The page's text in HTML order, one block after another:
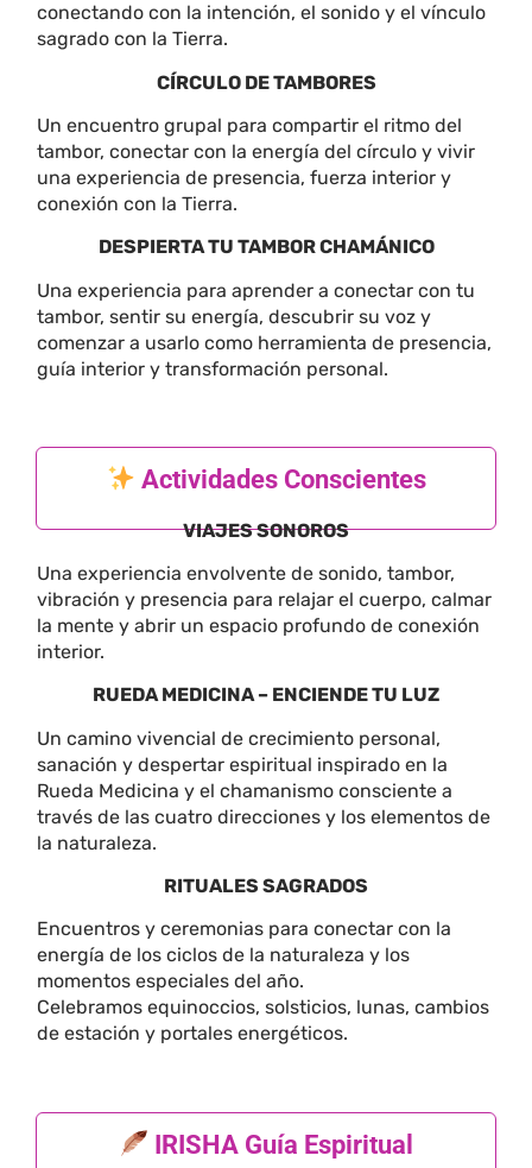
conectando con la intención, el sonido y el vínculo
sagrado con la Tierra.
CÍRCULO DE TAMBORES
Un encuentro grupal para compartir el ritmo del
tambor, conectar con la energía del círculo y vivir
una experiencia de presencia, fuerza interior y
conexión con la Tierra.
DESPIERTA TU TAMBOR CHAMÁNICO
Una experiencia para aprender a conectar con tu
tambor, sentir su energía, descubrir su voz y
comenzar a usarlo como herramienta de presencia,
guía interior y transformación personal.
Actividades Conscientes
VIAJES SONOROS
Una experiencia envolvente de sonido, tambor,
vibración y presencia para relajar el cuerpo, calmar
la mente y abrir un espacio profundo de conexión
interior.
RUEDA MEDICINA – ENCIENDE TU LUZ
Un camino vivencial de crecimiento personal,
sanación y despertar espiritual inspirado en la
Rueda Medicina y el chamanismo consciente a
través de las cuatro direcciones y los elementos de
la naturaleza.
RITUALES SAGRADOS
Encuentros y ceremonias para conectar con la
energía de los ciclos de la naturaleza y los
momentos especiales del año.
Celebramos equinoccios, solsticios, lunas, cambios
de estación y portales energéticos.
IRISHA Guía Espiritual